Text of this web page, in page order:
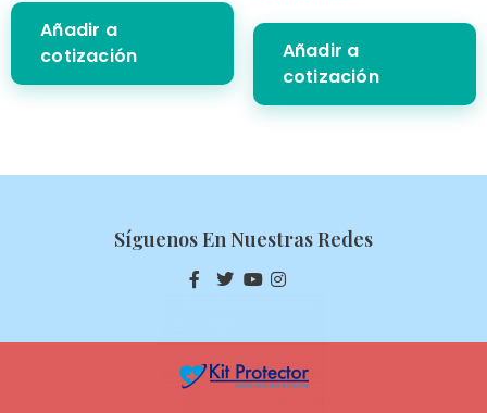
Añadir a
cotización
Añadir a
cotización
Síguenos En Nuestras Redes